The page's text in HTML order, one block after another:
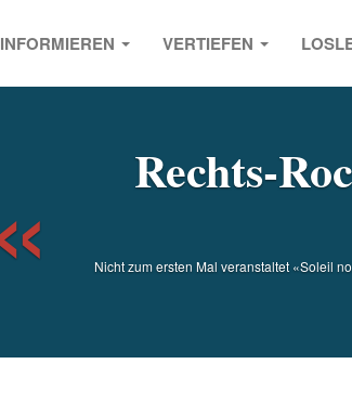
INFORMIEREN VERTIEFEN
Rechts-
Nicht zum ersten Mal veranstaltet «Soleil
Previous